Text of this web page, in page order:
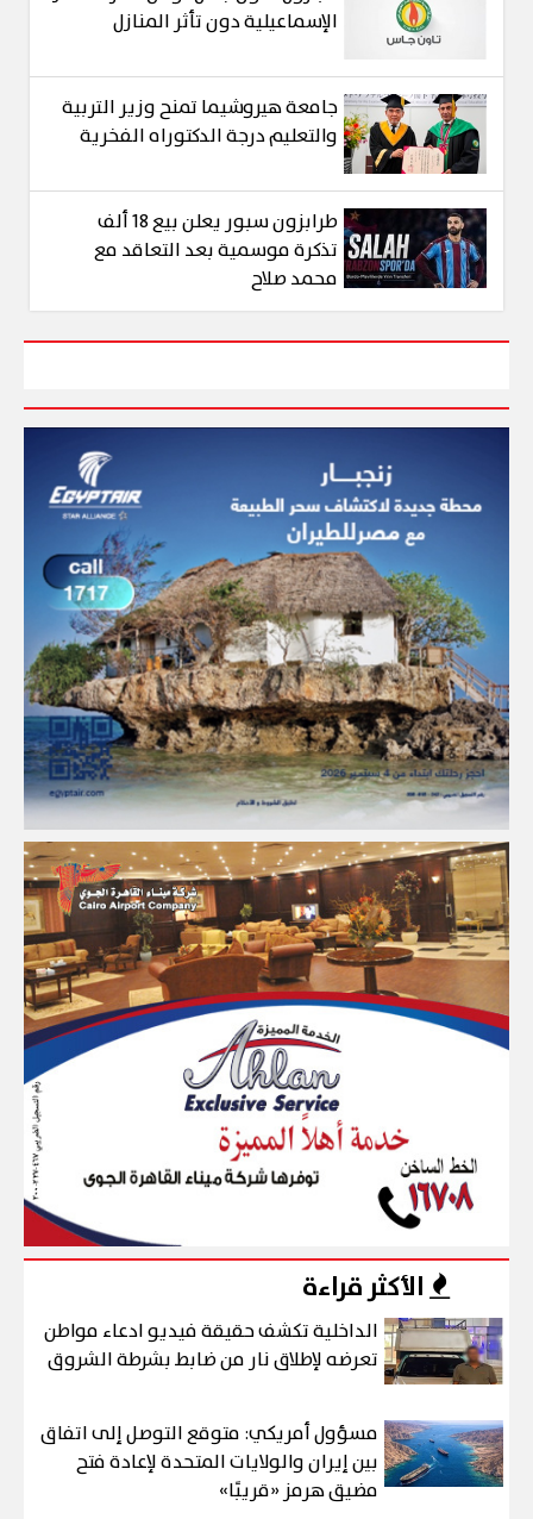
الإسماعيلية دون تأثر المنازل
جامعة هيروشيما تمنح وزير التربية
والتعليم درجة الدكتوراه الفخرية
طرابزون سبور يعلن بيع 18 ألف
تذكرة موسمية بعد التعاقد مع
محمد صلاح
الأكثر قراءة
الداخلية تكشف حقيقة فيديو ادعاء مواطن
تعرضه لإطلاق نار من ضابط بشرطة الشروق
مسؤول أمريكي: متوقع التوصل إلى اتفاق
بين إيران والولايات المتحدة لإعادة فتح
مضيق هرمز «قريبًا»